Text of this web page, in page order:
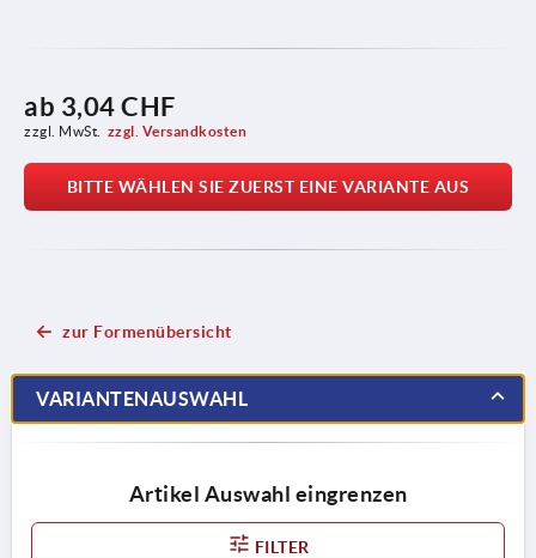
ab 3,04 CHF
zzgl. MwSt. zzgl. Versandkosten
BITTE WÄHLEN SIE ZUERST EINE VARIANTE AUS
zur Formenübersicht
VARIANTENAUSWAHL
Artikel Auswahl eingrenzen
FILTER